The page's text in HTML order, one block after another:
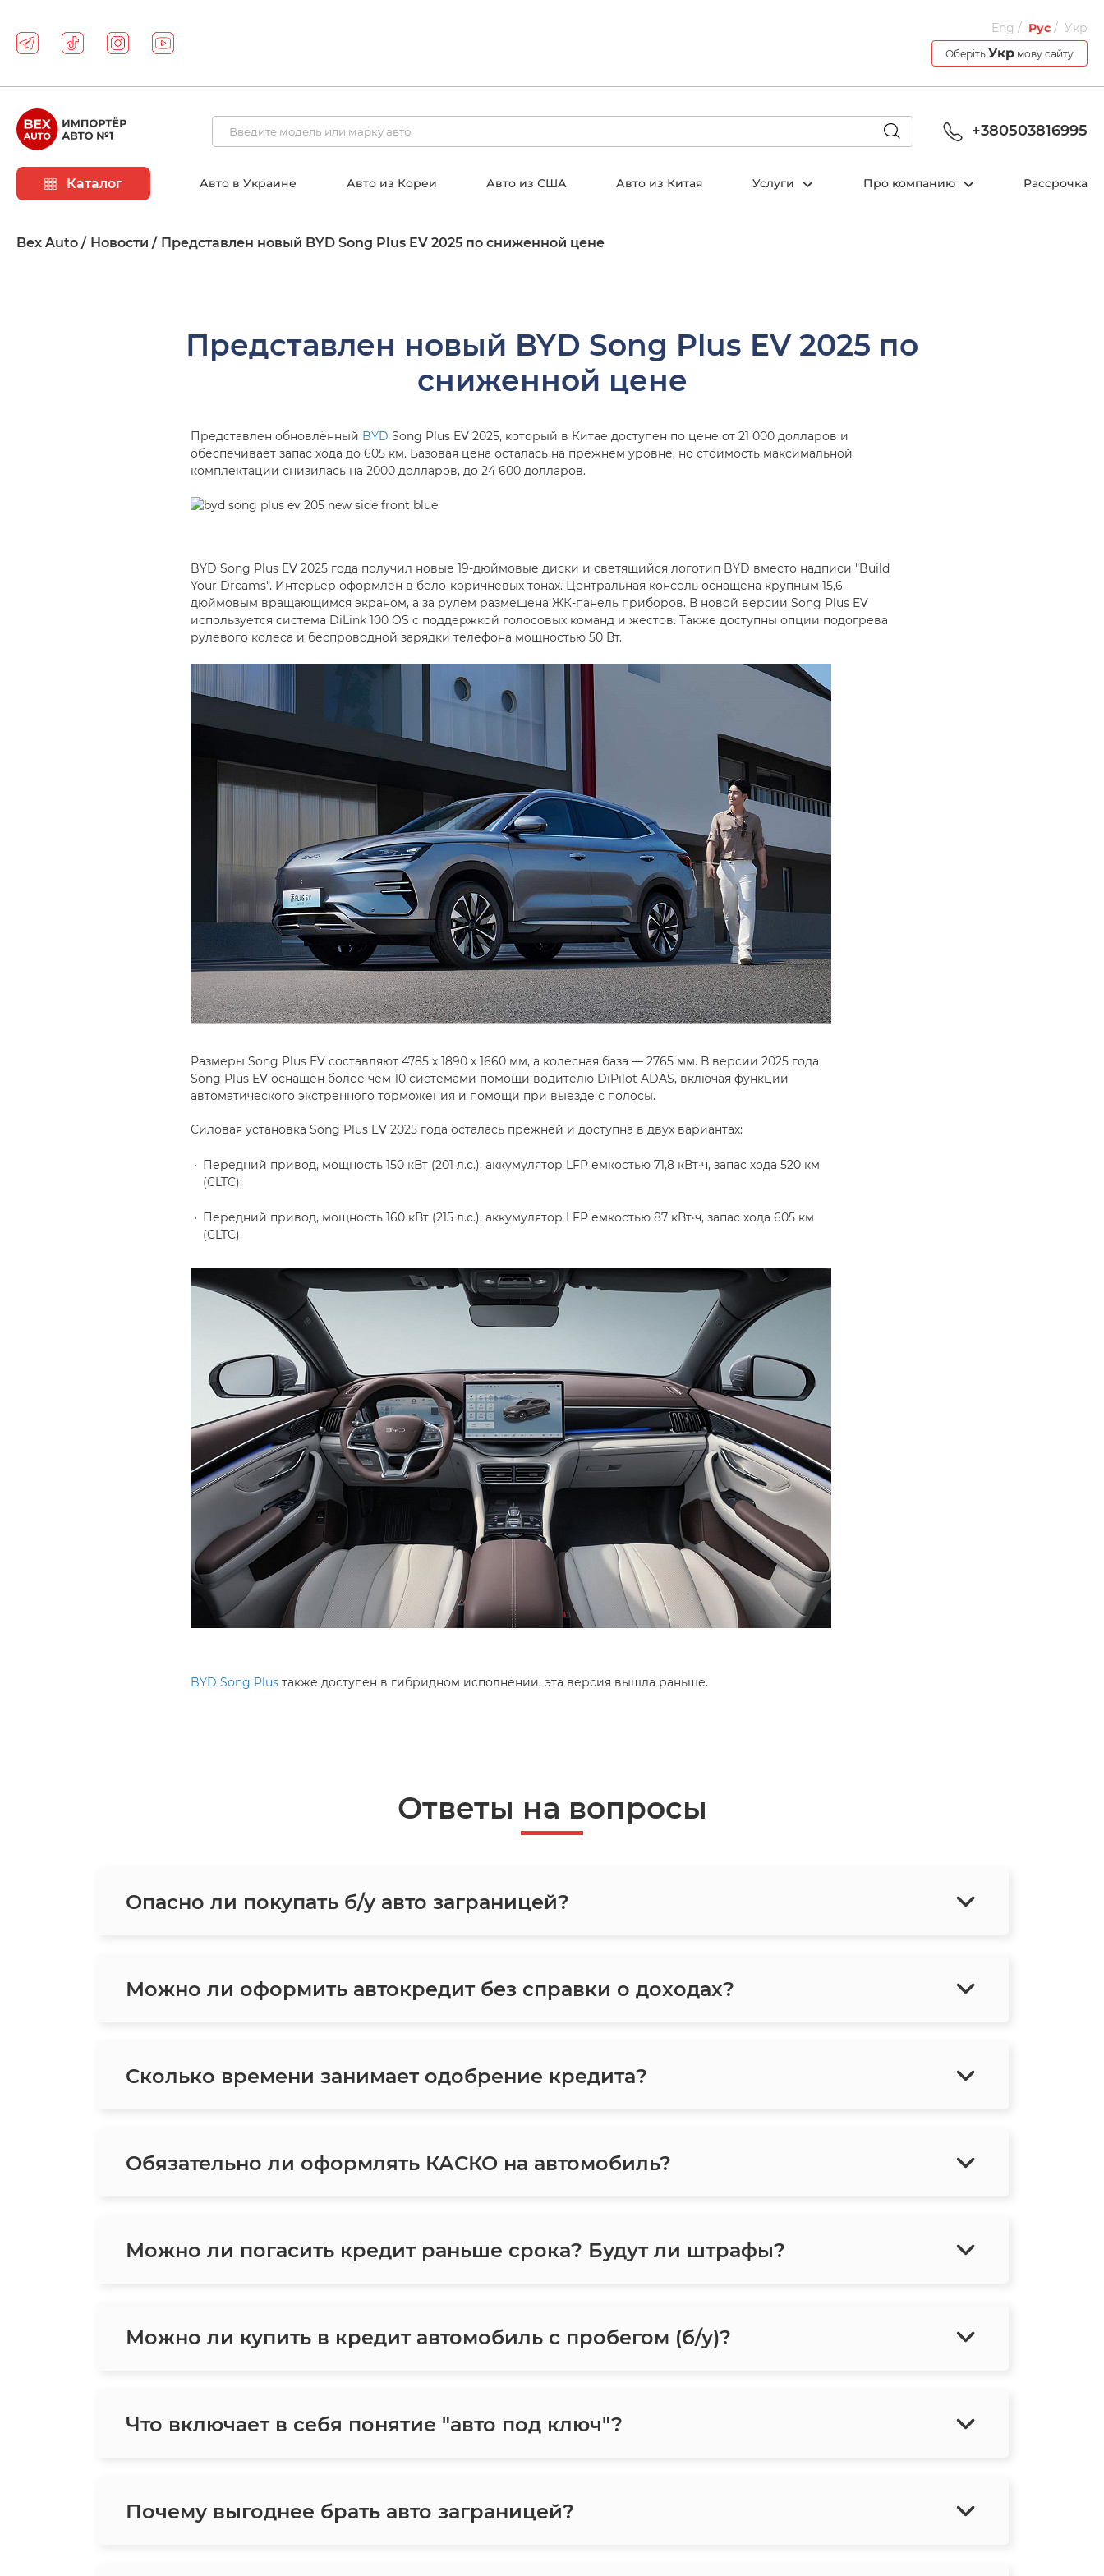
Eng Рус Укр
Оберіть Укр мову сайту
+380503816995
Каталог Авто в Украине Авто из Кореи Авто из США Авто из Китая Услуги Про компанию Рассрочка
Bex Auto Новости Представлен новый BYD Song Plus EV 2025 по сниженной цене
Представлен новый BYD Song Plus EV 2025 по
сниженной цене
Представлен обновлённый BYD Song Plus EV 2025, который в Китае доступен по цене от 21 000 долларов и
обеспечивает запас хода до 605 км. Базовая цена осталась на прежнем уровне, но стоимость максимальной
комплектации снизилась на 2000 долларов, до 24 600 долларов.
BYD Song Plus EV 2025 года получил новые 19-дюймовые диски и светящийся логотип BYD вместо надписи "Build
Your Dreams". Интерьер оформлен в бело-коричневых тонах. Центральная консоль оснащена крупным 15,6-
дюймовым вращающимся экраном, а за рулем размещена ЖК-панель приборов. В новой версии Song Plus EV
используется система DiLink 100 OS с поддержкой голосовых команд и жестов. Также доступны опции подогрева
рулевого колеса и беспроводной зарядки телефона мощностью 50 Вт.
Размеры Song Plus EV составляют 4785 х 1890 х 1660 мм, а колесная база — 2765 мм. В версии 2025 года
Song Plus EV оснащен более чем 10 системами помощи водителю DiPilot ADAS, включая функции
автоматического экстренного торможения и помощи при выезде с полосы.
Силовая установка Song Plus EV 2025 года осталась прежней и доступна в двух вариантах:
Передний привод, мощность 150 кВт (201 л.с.), аккумулятор LFP емкостью 71,8 кВт·ч, запас хода 520 км
(CLTC);
Передний привод, мощность 160 кВт (215 л.с.), аккумулятор LFP емкостью 87 кВт·ч, запас хода 605 км
(CLTC).
BYD Song Plus также доступен в гибридном исполнении, эта версия вышла раньше.
Ответы на вопросы
Опасно ли покупать б/у авто заграницей?
Можно ли оформить автокредит без справки о доходах?
Сколько времени занимает одобрение кредита?
Обязательно ли оформлять КАСКО на автомобиль?
Можно ли погасить кредит раньше срока? Будут ли штрафы?
Можно ли купить в кредит автомобиль с пробегом (б/у)?
Что включает в себя понятие "авто под ключ"?
Почему выгоднее брать авто заграницей?